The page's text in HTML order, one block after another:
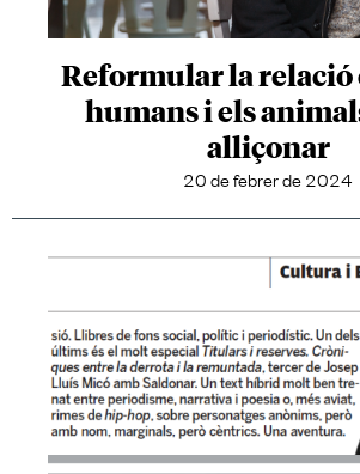
Reformular la relació
humans i els
alliçonar
20 de febrer de 2024